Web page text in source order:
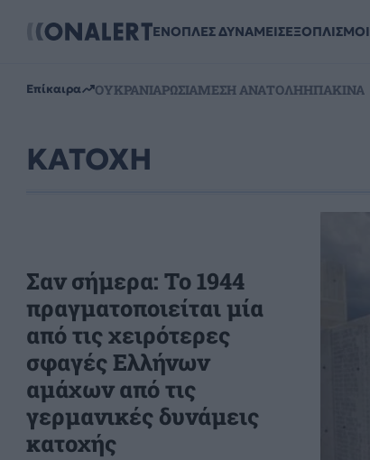
ΕΝΟΠΛΕΣ ΔΥΝΑΜΕΙΣΕΞΟΠΛΙΣΜΟΙ
Επίκαιρα ΟΥΚΡΑΝΙΑΡΩΣΙΑΜΕΣΗ ΑΝΑΤΟΛΗΗΠΑΚΙΝΑ
ΚΑΤΟΧΗ
Σαν σήμερα: To 1944
πραγματοποιείται μία
από τις χειρότερες
σφαγές Ελλήνων
αμάχων από τις
γερμανικές δυνάμεις
κατοχής